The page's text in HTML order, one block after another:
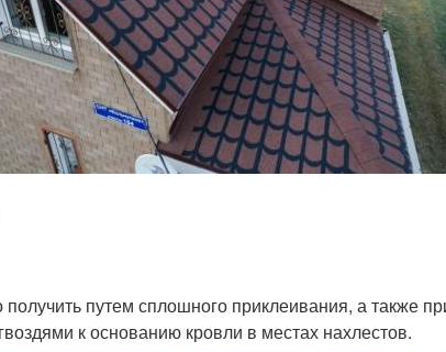
путем сплошного приклеивания, а также
к основанию кровли в местах нахлестов.